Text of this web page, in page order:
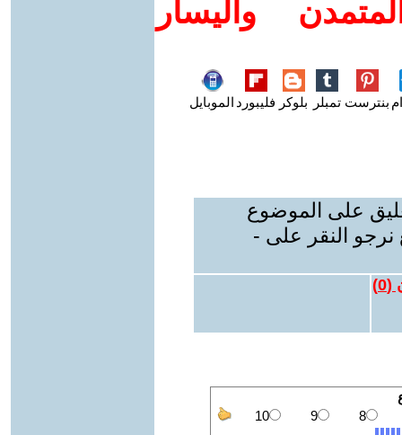
واليسار
بنترست تمبلر بلوكر فليبورد الموبايل
على الموضوع
نرجو النقر على -
(
0
)